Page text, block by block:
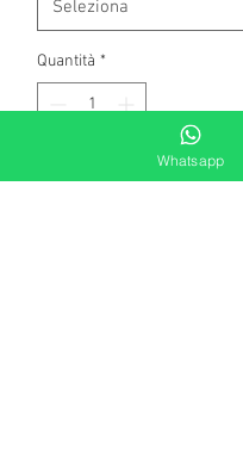
Quantità *
Aggiungi al
Whatsapp